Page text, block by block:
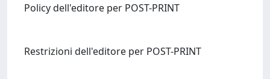
Policy dell'editore per POST-PRINT
Restrizioni dell'editore per POST-PRINT